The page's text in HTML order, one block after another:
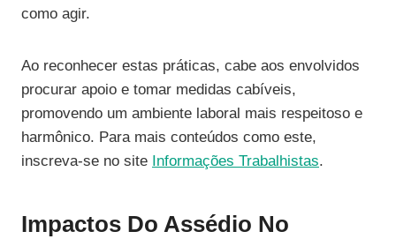
como agir.
Ao reconhecer estas práticas, cabe aos envolvidos
procurar apoio e tomar medidas cabíveis,
promovendo um ambiente laboral mais respeitoso e
harmônico. Para mais conteúdos como este,
inscreva-se no site Informações Trabalhistas.
Impactos Do Assédio No